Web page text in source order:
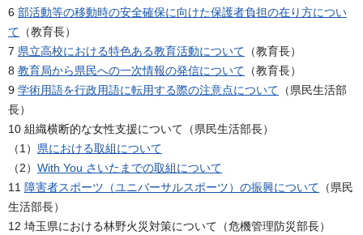
6 部活動等の移動時の安全確保に向けた保護者負担の在り方につい
て （教育長）
7 県立高校における特色ある教育活動について （教育長）
8 教育局から県民への一次情報の発信について （教育長）
9 学術用語を行政用語に転用する際の注意点について （県民生活部
長）
10 組織横断的な女性支援について（県民生活部長）
（1） 県における取組について
（2） With You さいたまでの取組について
11 障害者スポーツ（ユニバーサルスポーツ）の振興について （県民
生活部長）
12 埼玉県における林野火災対策について（危機管理防災部長）